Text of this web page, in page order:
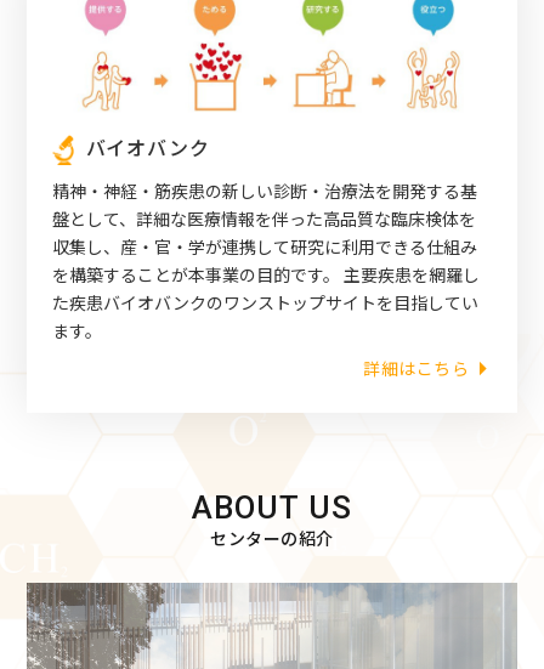
バイオバンク
精神・神経・筋疾患の新しい診断・治療法を開発する基
盤として、詳細な医療情報を伴った高品質な臨床検体を
収集し、産・官・学が連携して研究に利用できる仕組み
を構築することが本事業の目的です。 主要疾患を網羅し
た疾患バイオバンクのワンストップサイトを目指してい
ます。
詳細はこちら
ABOUT US
センターの紹介